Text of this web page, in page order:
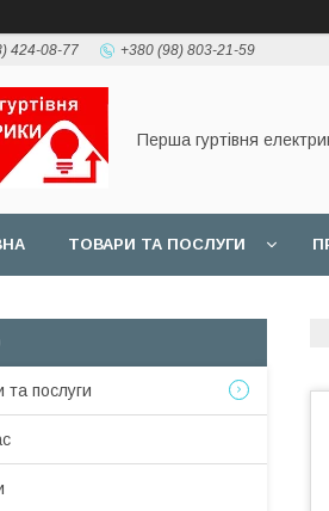
424-08-77 +380 (98) 803-21-59
Перша гуртівня
ТОВАРИ ТА ПОСЛУГИ
та послуги